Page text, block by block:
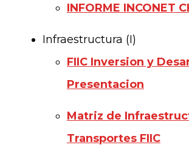
INFORME INCONET
Infraestructura (I)
FIIC Inversion y
Presentacion
Matriz de
Transportes FIIC